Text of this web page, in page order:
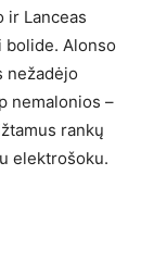
ir Lanceas
bolide. Alonso
nežadėjo
nemalonios –
rankų
elektrošoku.